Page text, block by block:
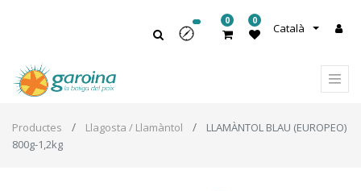
Català
0 0
Productes Llagosta / Llamàntol
LLAMÀNTOL BLAU (EUROPEO)
800g-1,2kg